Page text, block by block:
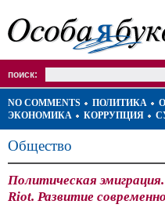
поиск:
NO COMMENTS ПОЛИТИКА
ЭКОНОМИКА
КОРРУПЦИЯ
Общество
Политическая
Riot. Развитие